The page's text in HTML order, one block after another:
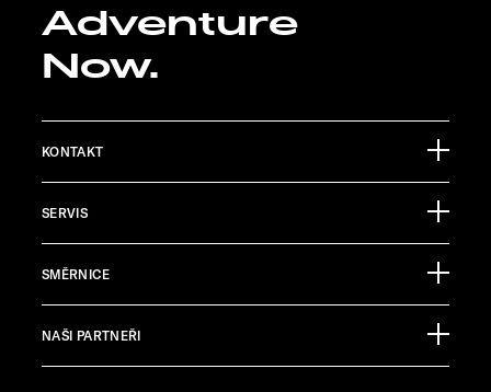
Adventure
Now.
KONTAKT
Ölmühlestraße 6
88299 Leutkirch
Germany
TECHNICKÝ ZÁKAZNICKÝ SERVIS
service@service.sunlight.de
SERVIS
SMĚRNICE
Impressum
NAŠI PARTNEŘI